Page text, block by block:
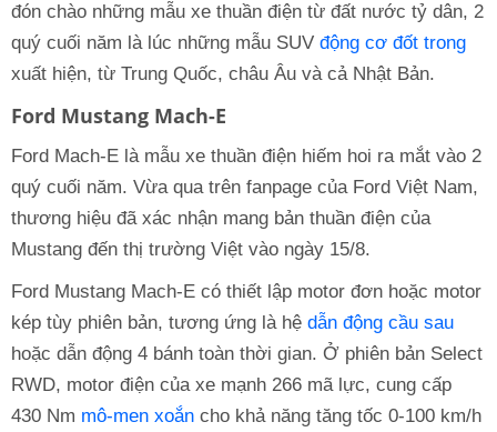
đón chào những mẫu xe thuần điện từ đất nước tỷ dân, 2
quý cuối năm là lúc những mẫu SUV động cơ đốt trong
xuất hiện, từ Trung Quốc, châu Âu và cả Nhật Bản.
Ford Mustang Mach-E
Ford Mach-E là mẫu xe thuần điện hiếm hoi ra mắt vào 2
quý cuối năm. Vừa qua trên fanpage của Ford Việt Nam,
thương hiệu đã xác nhận mang bản thuần điện của
Mustang đến thị trường Việt vào ngày 15/8.
Ford Mustang Mach-E có thiết lập motor đơn hoặc motor
kép tùy phiên bản, tương ứng là hệ dẫn động cầu sau
hoặc dẫn động 4 bánh toàn thời gian. Ở phiên bản Select
RWD, motor điện của xe mạnh 266 mã lực, cung cấp
430 Nm mô-men xoắn cho khả năng tăng tốc 0-100 km/h